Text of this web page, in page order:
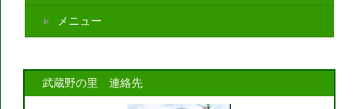
メニュー
武蔵野の里 連絡先